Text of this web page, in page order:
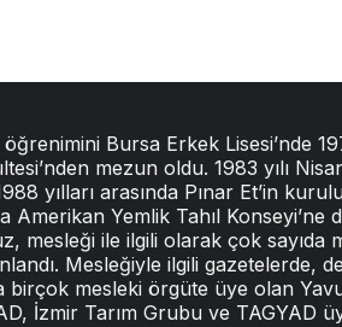
Bursa Erkek Lisesi’nde
mezun oldu. 1983 yılı
yılları arasında Pınar Et’in
Amerikan Yemlik Tahıl
ile ilgili olarak çok sayıda
Mesleğiyle ilgili gazetelerde,
birçok mesleki örgüte üye olan
İzmir Tarım Grubu ve TAGYAD